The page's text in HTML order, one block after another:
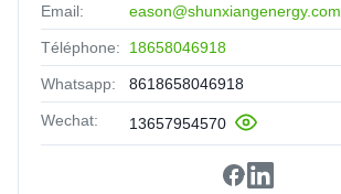
Email: eason@shunxiangenergy.com
Téléphone: 18658046918
Whatsapp: 8618658046918
Wechat: 13657954570